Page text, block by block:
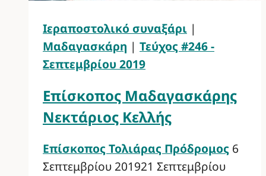
Ιεραποστολικό συναξάρι |
Μαδαγασκάρη | Τεύχος #246 -
Σεπτεμβρίου 2019
Επίσκοπος Μαδαγασκάρης
Νεκτάριος Κελλής
Επίσκοπος Τολιάρας Πρόδρομος 6
Σεπτεμβρίου 201921 Σεπτεμβρίου